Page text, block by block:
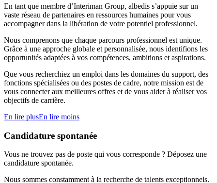
En tant que membre d’Interiman Group, albedis s’appuie sur un
vaste réseau de partenaires en ressources humaines pour vous
accompagner dans la libération de votre potentiel professionnel.
Nous comprenons que chaque parcours professionnel est unique.
Grâce à une approche globale et personnalisée, nous identifions les
opportunités adaptées à vos compétences, ambitions et aspirations.
Que vous recherchiez un emploi dans les domaines du support, des
fonctions spécialisées ou des postes de cadre, notre mission est de
vous connecter aux meilleures offres et de vous aider à réaliser vos
objectifs de carrière.
En lire plusEn lire moins
Candidature spontanée
Vous ne trouvez pas de poste qui vous corresponde ? Déposez une
candidature spontanée.
Nous sommes constamment à la recherche de talents exceptionnels.